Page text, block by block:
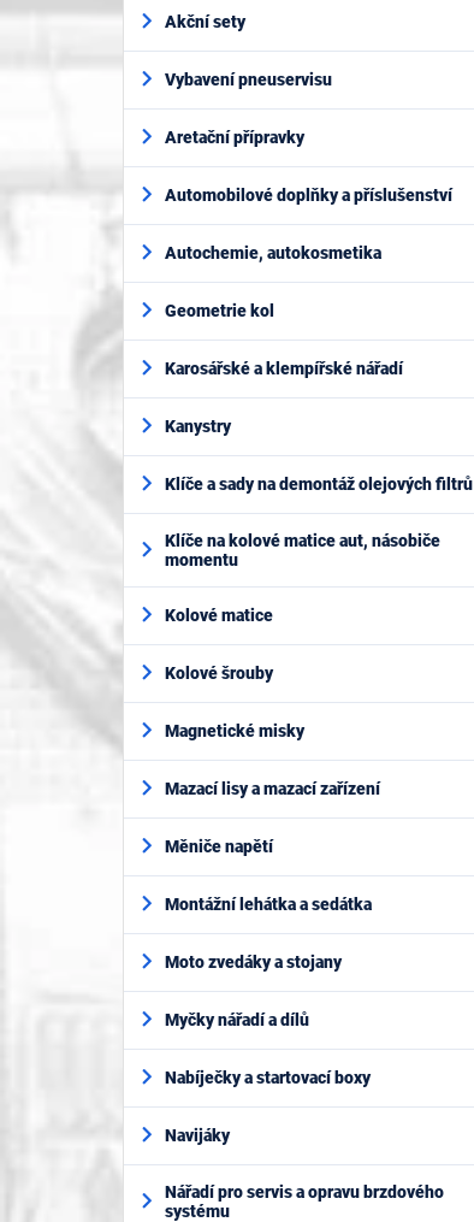
Akční sety
Vybavení pneuservisu
Aretační přípravky
Automobilové doplňky a příslušenství
Autochemie, autokosmetika
Geometrie kol
Karosářské a klempířské nářadí
Kanystry
Klíče a sady na demontáž olejových filtrů
Klíče na kolové matice aut, násobiče
momentu
Kolové matice
Kolové šrouby
Magnetické misky
Mazací lisy a mazací zařízení
Měniče napětí
Montážní lehátka a sedátka
Moto zvedáky a stojany
Myčky nářadí a dílů
Nabíječky a startovací boxy
Navijáky
Nářadí pro servis a opravu brzdového
systému